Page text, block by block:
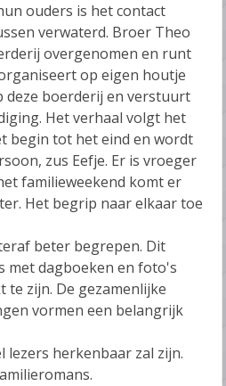
ouders is het contact
verwaterd. Broer Theo
overgenomen en runt
op eigen houtje
deze boerderij en verstuurt
Het verhaal volgt het
begin tot het eind en wordt
zus Eefje. Er is vroeger
familieweekend komt er
Het begrip naar elkaar toe
beter begrepen. Dit
met dagboeken en foto's
te zijn. De gezamenlijke
vormen een belangrijk
lezers herkenbaar zal zijn.